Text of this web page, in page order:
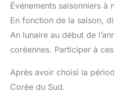
Événements saisonniers à
En fonction de la saison,
An lunaire au début de
coréennes. Participer à
Après avoir choisi la
Corée du Sud.